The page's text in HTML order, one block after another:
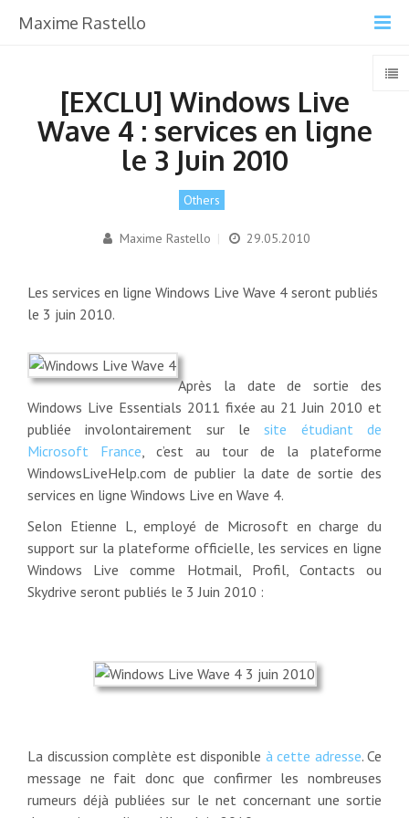
Maxime Rastello
[EXCLU] Windows Live
Wave 4 : services en ligne
le 3 Juin 2010
Others
Maxime Rastello | 29.05.2010
Les services en ligne Windows Live Wave 4 seront publiés
le 3 juin 2010.
Après la date de sortie des
Windows Live Essentials 2011 fixée au 21 Juin 2010 et
publiée involontairement sur lesite étudiant de
Microsoft France, c’est au tour de la plateforme
WindowsLiveHelp.com de publier la date de sortie des
services en ligne Windows Live en Wave 4.
Selon Etienne L, employé de Microsoft en charge du
support sur la plateforme officielle, les services en ligne
Windows Live comme Hotmail, Profil, Contacts ou
Skydrive seront publiés le 3 Juin 2010 :
La discussion complète est disponible à cette adresse. Ce
message ne fait donc que confirmer les nombreuses
rumeurs déjà publiées sur le net concernant une sortie